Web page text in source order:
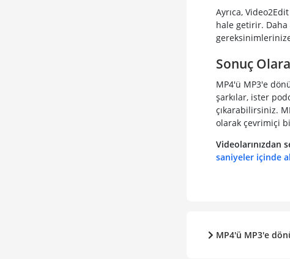
Ayrıca,
hale getirir. Daha
Sonuç
MP4'ü MP3'e
şarkılar, ister
çıkarabilirsiniz.
olarak çevrimiçi
Videolarınızdan
saniyeler içinde
MP4'ü MP3'e